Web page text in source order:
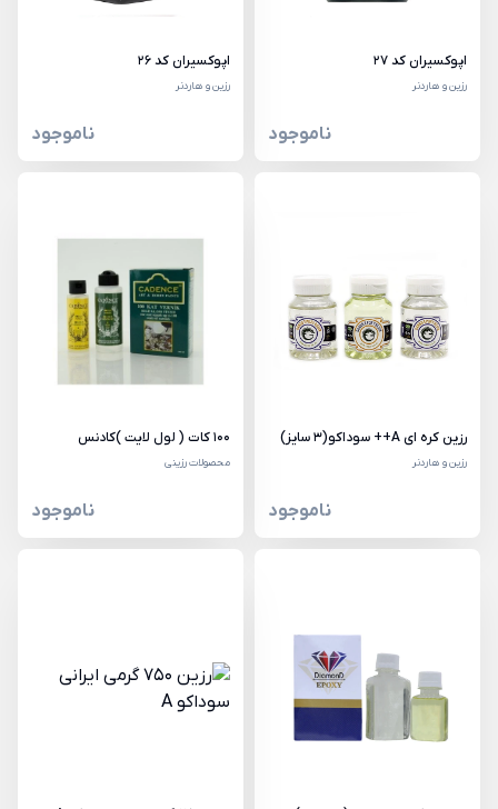
اپوکسیران کد 27
رزین و هاردنر
ناموجود
اپوکسیران کد 26
رزین و هاردنر
ناموجود
رزین کره ای A++ سوداکو(3 سایز)
رزین و هاردنر
ناموجود
100 کات ( لول لایت )کادنس
محصولات رزینی
ناموجود